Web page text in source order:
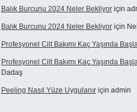
Balık Burcunu 2024 Neler Bekliyoriçin
Balık Burcunu 2024 Neler Bekliyoriçin
Profesyonel Cilt Bakımı Kaç Yaşında
Profesyonel Cilt Bakımı Kaç Yaşında
Dadaş
Peeling Nasıl Yüze Uygulanıriçin admin